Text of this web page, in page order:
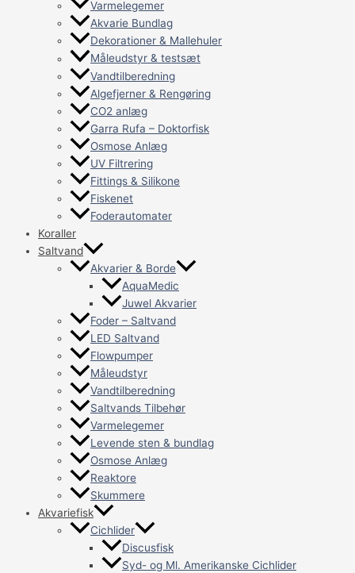
Varmelegemer
Akvarie Bundlag
Dekorationer & Mallehuler
Måleudstyr & testsæt
Vandtilberedning
Algefjerner & Rengøring
CO2 anlæg
Garra Rufa – Doktorfisk
Osmose Anlæg
UV Filtrering
Fittings & Silikone
Fiskenet
Foderautomater
Koraller
Saltvand
Akvarier & Borde
AquaMedic
Juwel Akvarier
Foder – Saltvand
LED Saltvand
Flowpumper
Måleudstyr
Vandtilberedning
Saltvands Tilbehør
Varmelegemer
Levende sten & bundlag
Osmose Anlæg
Reaktore
Skummere
Akvariefisk
Cichlider
Discusfisk
Syd- og Ml. Amerikanske Cichlider